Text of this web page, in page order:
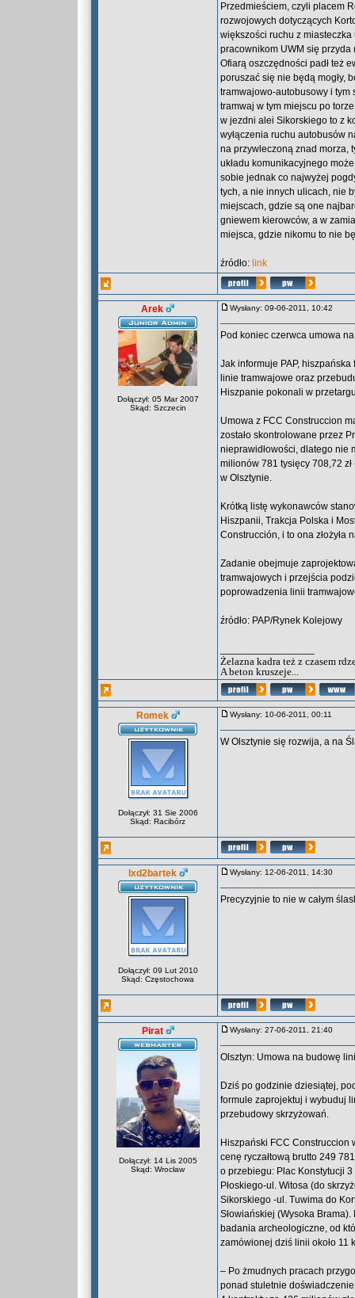
Przedmieściem, czyli placem
rozwojowych dotyczących
większości ruchu z
pracownikom UWM się
Ofiarą oszczędności padł też
poruszać się nie będą mogły,
tramwajowo-autobusowy i tym
tramwaj w tym miejscu po
w jezdni alei Sikorskiego to z
wyłączenia ruchu autobusów
na przywleczoną znad morza,
układu komunikacyjnego
sobie jednak co najwyżej
tych, a nie innych ulicach, nie
miejscach, gdzie są one
gniewem kierowców, a w
miejsca, gdzie nikomu to nie
źródło: link
Arek
Dołączył: 05 Mar 2007
Skąd: Szczecin
Wysłany: 09-06-2011, 10:42
Pod koniec czerwca umowa
Jak informuje PAP,
linie tramwajowe oraz
Hiszpanie pokonali w
Umowa z FCC Construccion
zostało skontrolowane przez
nieprawidłowości, dlatego nie
milionów 781 tysięcy 708,72
w Olsztynie.
Krótką listę wykonawców
Hiszpanii, Trakcja Polska i
Construcción, i to ona złożyła
Zadanie obejmuje
tramwajowych i przejścia
poprowadzenia linii
źródło: PAP/Rynek Kolejowy
Żelazna kadra też z czasem
A beton kruszeje...
Romek
Dołączył: 31 Sie 2006
Skąd: Racibórz
Wysłany: 10-06-2011, 00:11
W Olsztynie się rozwija, a na
lxd2bartek
Dołączył: 09 Lut 2010
Skąd: Częstochowa
Wysłany: 12-06-2011, 14:30
Precyzyjnie to nie w całym
Pirat
Dołączył: 14 Lis 2005
Skąd: Wrocław
Wysłany: 27-06-2011, 21:40
Olsztyn: Umowa na budowę
Dziś po godzinie dziesiątej,
formule zaprojektuj i wybuduj
przebudowy skrzyżowań.
Hiszpański FCC Construccion
cenę ryczałtową brutto 249
o przebiegu: Plac Konstytucji
Płoskiego-ul. Witosa (do
Sikorskiego -ul. Tuwima do
Słowiańskiej (Wysoka
badania archeologiczne, od
zamówionej dziś linii około 11
– Po żmudnych pracach
ponad stuletnie